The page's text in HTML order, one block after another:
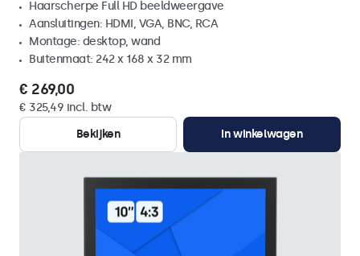
Haarscherpe Full HD beeldweergave
Aansluitingen: HDMI, VGA, BNC, RCA
Montage: desktop, wand
Buitenmaat: 242 x 168 x 32 mm
€ 269,00
€ 325,49 incl. btw
Bekijken
In winkelwagen